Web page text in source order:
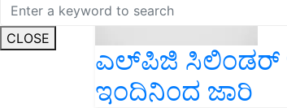
CLOSE
ಎಲ್‍ಪಿಜಿ ಸಿಲಿಂಡರ್
ಇಂದಿನಿಂದ ಜಾರಿ